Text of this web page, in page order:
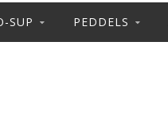
SUP PEDDELS